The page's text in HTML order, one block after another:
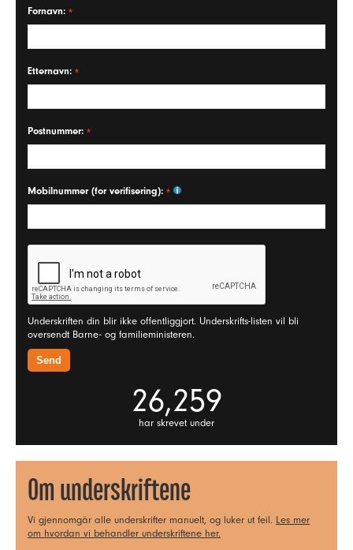
Fornavn:
Etternavn:
Postnummer:
Mobilnummer (for verifisering):
Underskriften din blir ikke offentliggjort. Underskrifts-listen vil bli
oversendt Barne- og familieministeren.
26,259
har skrevet under
Om underskriftene
Vi gjennomgår alle underskrifter manuelt, og luker ut feil. Les mer
om hvordan vi behandler underskriftene her.